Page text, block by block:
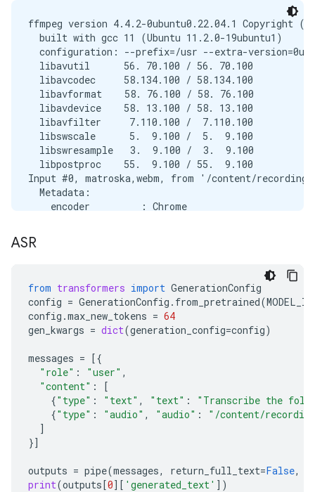
ffmpeg version 4.4.2-0ubuntu0.22.04.1 Copyright (c)
  built with gcc 11 (Ubuntu 11.2.0-19ubuntu1)
configuration: --prefix=/usr --extra-
  libavutil      56. 70.100 / 56. 70.100
  libavcodec     58.134.100 / 58.134.100
  libavformat    58. 76.100 / 58. 76.100
  libavdevice    58. 13.100 / 58. 13.100
  libavfilter     7.110.100 /  7.110.100
  libswscale      5.  9.100 /  5.  9.100
  libswresample   3.  9.100 /  3.  9.100
  libpostproc    55.  9.100 / 55.  9.100
Input #0, matroska,webm, from '/content/
  Metadata:
    encoder         : Chrome
Stream #0:0(eng): Audio: opus, 48000 Hz, mono,
Stream mapping:
Output #0, wav, to '/content/recording.wav':
  Metadata:
    ISFT            : Lavf58.76.100
Stream #0:0(eng): Audio: pcm_s16le
      encoder         : Lavc58.134.100 pcm_s16le
size=     287kB time=00:00:02.99 bitrate=
ASR
from transformers import GenerationConfig
config = GenerationConfig . from_pretrained(MODEL_ID
config .max_new_tokens = 64
gen_kwargs = dict(generation_config=config)
messages = [{
"role" : "user" ,
"content" :
[
{"type" : "text" , "text" :
"Transcribe the
{"type" : "audio" , "audio" :
"/content/
]
}]
outputs = pipe(messages, return_full_text=False,
print(outputs[0][ 'generated_text' ])